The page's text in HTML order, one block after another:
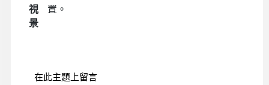
視
景
置。
在此主題上留言